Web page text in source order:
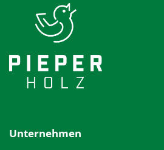
Unternehmen